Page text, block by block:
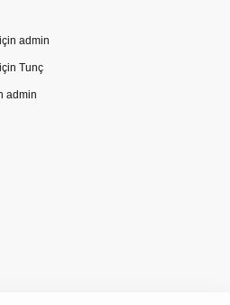
için admin
için Tunç
admin